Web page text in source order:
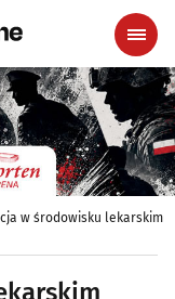
w środowisku lekarskim